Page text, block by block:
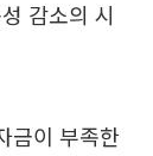
감소의 시
금이 부족한